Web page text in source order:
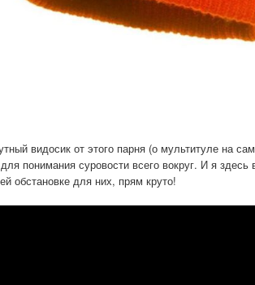
видосик от этого парня (о мультитуле на
понимания суровости всего вокруг. И я
обстановке для них, прям круто!